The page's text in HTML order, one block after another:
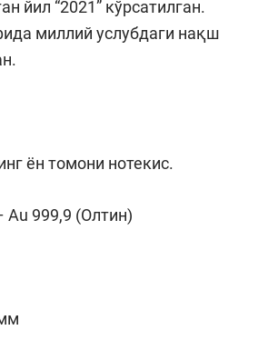
йил “2021” кўрсатилган.
миллий услубдаги нақш
ён томони нотекис.
999,9 (Олтин)